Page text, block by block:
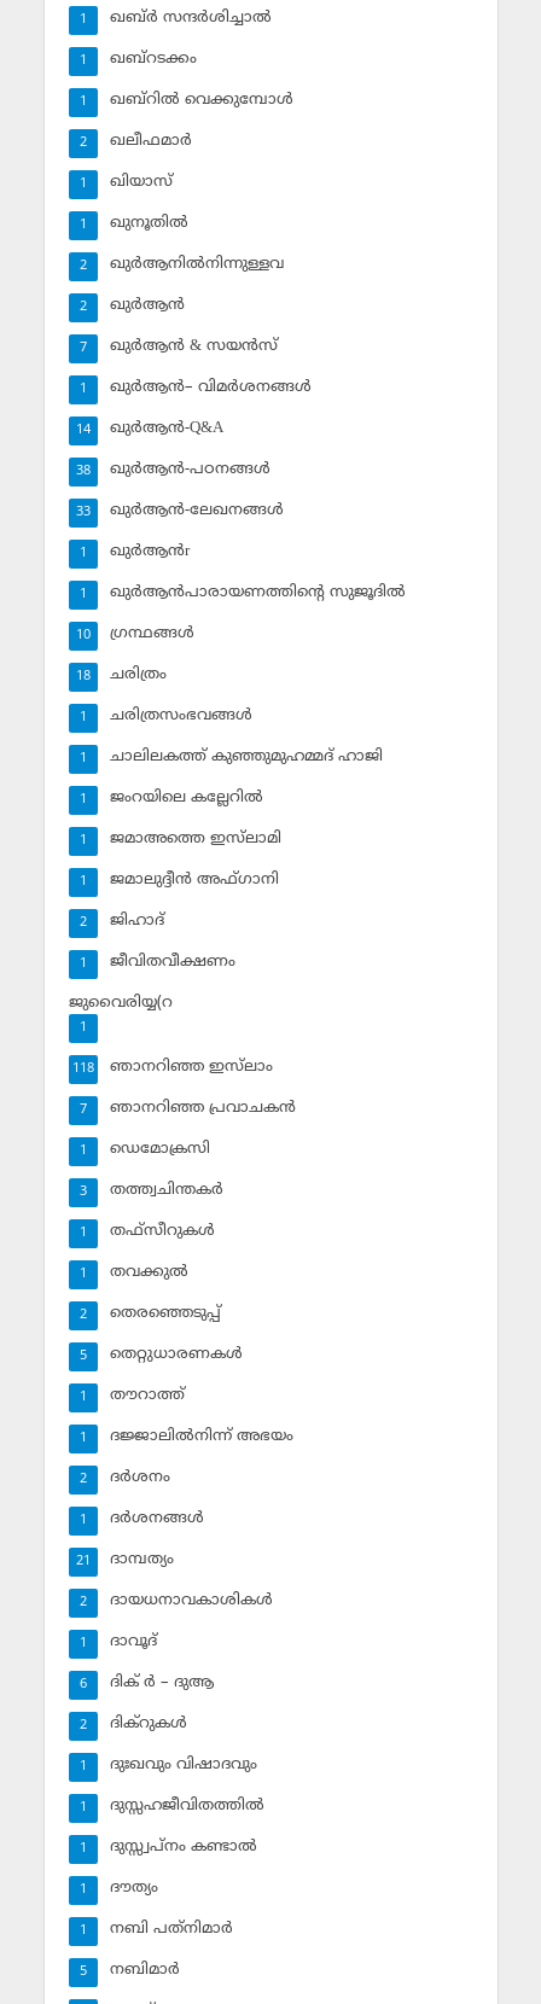
ഖബ്ര്‍ സന്ദര്‍ശിച്ചാല്‍
1
ഖബ്‌റടക്കം
1
ഖബ്‌റില്‍ വെക്കുമ്പോള്‍
1
ഖലീഫമാര്‍
2
ഖിയാസ്
1
ഖുനൂതില്‍
1
ഖുര്‍ആനില്‍നിന്നുള്ളവ
2
ഖുര്‍ആന്‍
2
ഖുര്‍ആന്‍ & സയന്‍സ്‌
7
ഖുര്‍ആന്‍– വിമര്‍ശനങ്ങള്‍
1
ഖുര്‍ആന്‍-Q&A
14
ഖുര്‍ആന്‍-പഠനങ്ങള്‍
38
ഖുര്‍ആന്‍-ലേഖനങ്ങള്‍
33
ഖുര്‍ആന്‍r
1
ഖുര്‍ആന്‍പാരായണത്തിന്റെ സുജൂദില്‍
1
ഗ്രന്ഥങ്ങള്‍
10
ചരിത്രം
18
ചരിത്രസംഭവങ്ങള്‍
1
ചാലിലകത്ത് കുഞ്ഞുമുഹമ്മദ് ഹാജി
1
ജംറയിലെ കല്ലേറില്‍
1
ജമാഅത്തെ ഇസ്‌ലാമി
1
ജമാലുദ്ദീന്‍ അഫ്ഗാനി
1
ജിഹാദ്‌
2
ജീവിതവീക്ഷണം
1
ജുവൈരിയ്യ(റ
1
ഞാനറിഞ്ഞ ഇസ്‌ലാം
118
ഞാനറിഞ്ഞ പ്രവാചകന്‍
7
ഡെമോക്രസി
1
തത്ത്വചിന്തകര്‍
3
തഫ്‌സീറുകള്‍
1
തവക്കുല്‍
1
തെരഞ്ഞെടുപ്പ്
2
തെറ്റുധാരണകള്‍
5
തൗറാത്ത്
1
ദജ്ജാലില്‍നിന്ന് അഭയം
1
ദര്‍ശനം
2
ദര്‍ശനങ്ങള്‍
1
ദാമ്പത്യം
21
ദായധനാവകാശികള്‍
2
ദാവൂദ്‌
1
ദിക് ര്‍ – ദുആ
6
ദിക്‌റുകള്‍
2
ദുഃഖവും വിഷാദവും
1
ദുസ്സഹജീവിതത്തില്‍
1
ദുസ്സ്വപ്‌നം കണ്ടാല്‍
1
ദൗത്യം
1
നബി പത്‌നിമാര്‍
1
നബിമാര്‍
5